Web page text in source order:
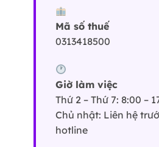
Mã số thuế
0313418500
Giờ làm việc
Thứ 2 – Thứ 7: 8:00 –
Chủ nhật: Liên hệ
hotline